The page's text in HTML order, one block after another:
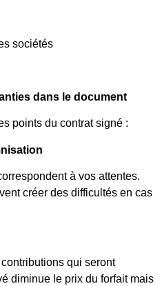
sociétés
dans le document
points du contrat signé :
à vos attentes.
créer des difficultés en cas
qui seront
diminue le prix du forfait mais